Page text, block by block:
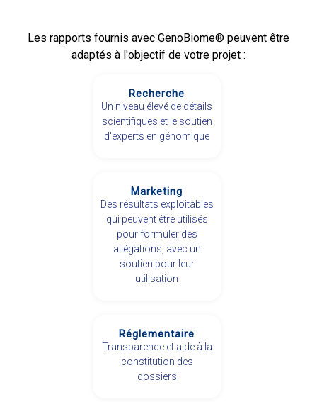
Les rapports fournis avec GenoBiome® peuvent être
adaptés à l'objectif de votre projet :
Recherche
Un niveau élevé de détails
scientifiques et le soutien
d'experts en génomique
Marketing
Des résultats exploitables
qui peuvent être utilisés
pour formuler des
allégations, avec un
soutien pour leur
utilisation
Réglementaire
Transparence et aide à la
constitution des
dossiers